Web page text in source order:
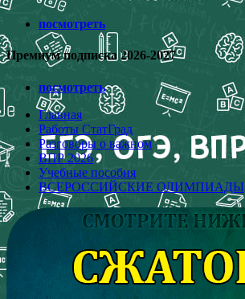
посмотреть
Премиум подписка 2026-2027
посмотреть
Главная
Работы СтатГрад
Разговоры о важном
ВПР 2026
Учебные пособия
ВСЕРОССИЙСКИЕ ОЛИМПИАДЫ